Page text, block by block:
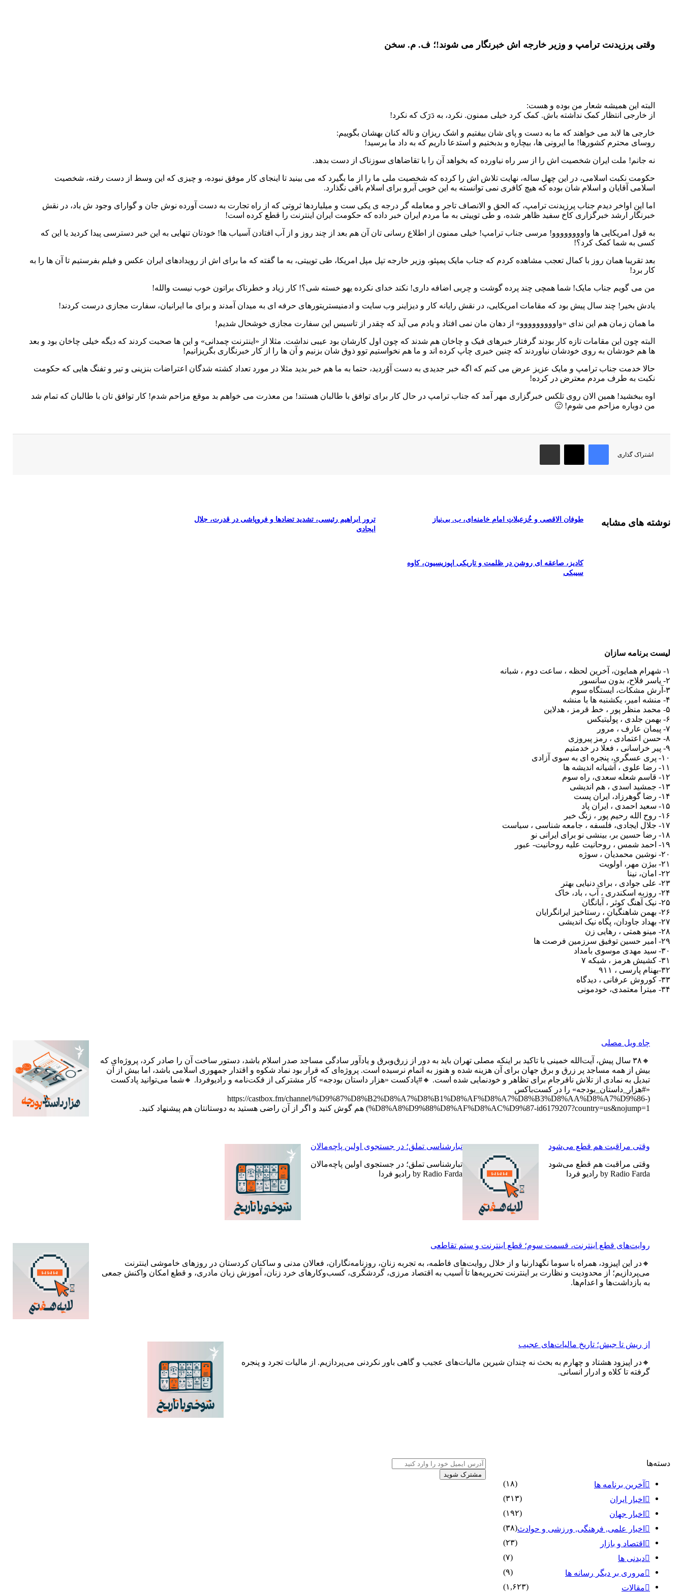
وقتی پرزیدنت ترامپ و وزیر خارجه اش خبرنگار می شوند!؛ ف. م. سخن
البته این همیشه شعار من بوده و هست:
از خارجی انتظار کمک نداشته باش. کمک کرد خیلی ممنون. نکرد، به دَرَک که نکرد!
خارجی ها لابد می خواهند که ما به دست و پای شان بیفتیم و اشک ریزان و ناله کنان بهشان بگوییم:
روسای محترم کشورها! ما ایرونی ها، بیچاره و بدبختیم و استدعا داریم که به داد ما برسید!
نه جانم! ملت ایران شخصیت اش را از سر راه نیاورده که بخواهد آن را با تقاضاهای سوزناک از دست بدهد.
حکومت نکبت اسلامی، در این چهل ساله، نهایت تلاش اش را کرده که شخصیت ملی ما را از ما بگیرد که می بینید تا اینجای کار موفق نبوده، و چیزی که این وسط از دست رفته، شخصیت
اسلامی آقایان و اسلام شان بوده که هیچ کافری نمی توانسته به این خوبی آبرو برای اسلام باقی نگذارد.
اما این اواخر دیدم جناب پرزیدنت ترامپ، که الحق و الانصاف تاجر و معامله گر درجه ی یکی ست و میلیاردها ثروتی که از راه تجارت به دست آورده نوش جان و گوارای وجود ش باد، در نقش
خبرنگار ارشد خبرگزاری کاخ سفید ظاهر شده، و طی توییتی به ما مردم ایران خبر داده که حکومت ایران اینترنت را قطع کرده است!
به قول امریکایی ها واوووووووو! مرسی جناب ترامپ! خیلی ممنون از اطلاع رسانی تان آن هم بعد از چند روز و از آب افتادن آسیاب ها! خودتان تنهایی به این خبر دسترسی پیدا کردید یا این که
کسی به شما کمک کرد؟!
بعد تقریبا همان روز با کمال تعجب مشاهده کردم که جناب مایک پمپئو، وزیر خارجه تپل مپل امریکا، طی توییتی، به ما گفته که ما برای اش از رویدادهای ایران عکس و فیلم بفرستیم تا آن ها را به
کار برد!
من می گویم جناب مایک! شما همچی چند پرده گوشت و چربی اضافه داری! نکند خدای نکرده یهو خسته شی؟! کار زیاد و خطرناک براتون خوب نیست والله!
یادش بخیر! چند سال پیش بود که مقامات امریکایی، در نقش رایانه کار و دیزاینر وب سایت و ادمنیستریتورهای حرفه ای به میدان آمدند و برای ما ایرانیان، سفارت مجازی درست کردند!
ما همان زمان هم این ندای «واووووووووو» از دهان مان نمی افتاد و یادم می آید که چقدر از تاسیس این سفارت مجازی خوشحال شدیم!
البته چون این مقامات تازه کار بودند گرفتار خبرهای فیک و چاخان هم شدند که چون اول کارشان بود عیبی نداشت. مثلا از «اینترنت چمدانی» و این ها صحبت کردند که دیگه خیلی چاخان بود و بعد
ها هم خودشان به روی خودشان نیاوردند که چنین خبری چاپ کرده اند و ما هم نخواستیم توو ذوق شان بزنیم و آن ها را از کار خبرنگاری بگریزانیم!
حالا خدمت جناب ترامپ و مایک عزیز عرض می کنم که اگه خبر جدیدی به دست آوُردید، حتما به ما هم خبر بدید مثلا در مورد تعداد کشته شدگان اعتراضات بنزینی و تیر و تفنگ هایی که حکومت
نکبت به طرف مردم معترض در کرده!
اوه ببخشید! همین الان روی تلکس خبرگزاری مهر آمد که جناب ترامپ در حال کار برای توافق با طالبان هستند! من معذرت می خواهم بد موقع مزاحم شدم! کار توافق تان با طالبان که تمام شد
من دوباره مزاحم می شوم! 🙂
اشتراک گذاری
فیس بوک X اشتراک گذاری از طریق ایمیل
نوشته های مشابه طوفان الاقصی و خُزعبلاتِ امام خامنه‌ای، ب. بی‌نیاز
ترور ابراهیم رئیسی، تشدید تضادها و فروپاشی در قدرت، جلال
ایجادی
کادیز، صاعقه ای روشن در ظلمت و تاریکی اپوزیسیون، کاوه
سیبکی
لیست برنامه سازان
۱- شهرام همایون، آخرین لحظه ، ساعت دوم ، شبانه
۲- یاسر فلاح، بدون سانسور
۳-آرش مشکات، ایستگاه سوم
۴- منشه امیر، یکشنبه ها با منشه
۵- محمد منظر پور ، خط قرمز ، هدلاین
۶- بهمن جلدی ، پولیتیکس
۷- پیمان عارف ، مرور
۸- حسن اعتمادی ، رمز پیروزی
۹- پیر خراسانی ، فعلا در خدمتیم
۱۰- پری عسگری، پنجره ای به سوی آزادی
۱۱- رضا علوی ، آشیانه اندیشه ها
۱۲- قاسم شعله سعدی، راه سوم
۱۳- جمشید اسدی ، هم اندیشی
۱۴- رضا گوهرزاد، ایران پست
۱۵- سعید احمدی ، ایران پاد
۱۶- روح الله رحیم پور ، زنگ خبر
۱۷- جلال ایجادی، فلسفه ، جامعه شناسی ، سیاست
۱۸- رضا حسین بر، بینشی نو برای ایرانی نو
۱۹- احمد شمس ، روحانیت علیه روحانیت- عبور
۲۰- نوشین محمدیان ، سوژه
۲۱- بیژن مهر، اولویت
۲۲- امان، نینا
۲۳- علی جوادی ، برای دنیایی بهتر
۲۴- روزبه اسکندری ، آب ، باد، خاک
۲۵- نیک آهنگ کوثر ، آبانگان
۲۶- بهمن شاهنگیان ، رستاخیز ایرانگرایان
۲۷- بهداد جاودان، پگاه نیک اندیشی
۲۸- مینو همتی ، رهایی زن
۲۹- امیر حسین توفیق سرزمین فرصت ها
۳۰- سید مهدی موسوی بامداد
۳۱- کشیش هرمز ، شبکه ۷
۳۲-بهنام پارسی ، ۹۱۱
۳۳- کوروش عرفانی ، دیدگاه
۳۴- میترا معتمدی، خودمونی
چاه ویل مصلی
🔸۳۸ سال پیش، آیت‌الله خمینی با تاکید بر اینکه مصلی تهران باید به دور از زرق‌وبرق و یادآور سادگی مساجد صدر اسلام باشد، دستور ساخت آن را صادر کرد، پروژه‌ای که
بیش از همه مساجد پر زرق و برق جهان برای آن هزینه شده و هنوز به اتمام نرسیده است. پروژه‌ای که قرار بود نماد شکوه و اقتدار جمهوری اسلامی باشد، اما بیش از آن
تبدیل به نمادی از تلاش نافرجام برای تظاهر و خودنمایی شده است. 🔸#پادکست «هزار داستان بودجه» کار مشترکی از فکت‌نامه و رادیوفردا. 🔸شما می‌توانید پادکست
«#هزار_داستان_بودجه» را در کست‌باکس
(https://castbox.fm/channel/%D9%87%D8%B2%D8%A7%D8%B1%D8%AF%D8%A7%D8%B3%D8%AA%D8%A7%D9%86-
%D8%A8%D9%88%D8%AF%D8%AC%D9%87-id6179207?country=us&nojump=1) هم گوش کنید و اگر از آن راضی هستید به دوستانتان هم پیشنهاد کنید.
وقتی مراقبت هم قطع می‌شود
وقتی مراقبت هم قطع می‌شود
by Radio Farda رادیو فردا
تبارشناسی تملق؛ در جستجوی اولین‌ پاچه‌مالان
تبارشناسی تملق؛ در جستجوی اولین‌ پاچه‌مالان
by Radio Farda رادیو فردا
روایت‌های قطع اینترنت، قسمت سوم؛ قطع اینترنت و ستم تقاطعی
🔸در این اپیزود، همراه با سوما نگهدارنیا و از خلال روایت‌های فاطمه، به تجربه زنان، روزنامه‌نگاران، فعالان مدنی و ساکنان کردستان در روزهای خاموشی اینترنت
می‌پردازیم؛ از محدودیت و نظارت بر اینترنت تحریریه‌ها تا آسیب به اقتصاد مرزی، گردشگری، کسب‌وکارهای خرد زنان، آموزش زبان مادری، و قطع امکان واکنش جمعی
به بازداشت‌ها و اعدام‌ها.
از ریش تا جیش؛ تاریخ مالیات‌های عجیب
🔸در اپیزود هشتاد و چهارم به بحث نه چندان شیرین مالیات‌های عجیب و گاهی باور نکردنی‌ می‌پردازیم. از مالیات تجرد و پنجره
گرفته تا کلاه و ادرار انسانی.
دسته‌ها
آخرین برنامه ها
(۱۸)
اخبار ایران
(۳۱۳)
اخبار جهان
(۱۹۲)
اخبار علمی, فرهنگی, ورزشی و حوادث(۳۸)
اقتصاد و بازار
(۲۳)
دیدنی ها
(۷)
مروری بر دیگر رسانه ها
(۹)
مقالات
(۱,۶۲۳)
آدرس
ایمیل
خود